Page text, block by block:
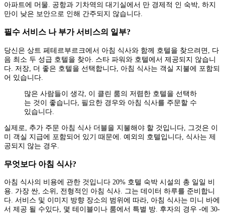
아파트에 머물. 공항과 기차역의 대기실에서 만 경제적 인 숙박, 하지
만이 낮은 보안으로 인해 간주되지 않습니다.
필수 서비스 나 부가 서비스의 일부?
당신은 상트 페테르부르크에서 아침 식사와 함께 호텔을 찾으려면, 다
음 최소 두 성급 호텔을 찾아. 스타 파워와 호텔에서 제공되지 않습니
다. 저장, 더 좋은 호텔을 선택합니다, 아침 식사는 객실 지불에 포함되
어 있습니다.
많은 사람들이 생각, 이 클린 룸의 저렴한 호텔을 선택하
는 것이 좋습니다, 필요한 경우와 아침 식사를 주문할 수
있습니다.
실제로, 추가 주문 아침 식사 더블을 지불해야 할 것입니다, 그것은 이
미 객실 지급에 포함되어 있기 때문에. 예외의 호텔입니다, 식사는 제
공되지 않는 경우.
무엇보다 아침 식사?
아침 식사의 비용에 관한 것입니다 20% 호텔 숙박 시설의 총 일일 비
용. 가장 싼, 소위, 전형적인 아침 식사. 그는 데이터 하루를 준비합니
다. 서비스 및 이미지 방향 장소의 범위에 따라, 아침 식사는 미니 바에
서 제공 될 수있다, 몇 테이블이나 룸에서 특별 방. 후자의 경우 -에 30-